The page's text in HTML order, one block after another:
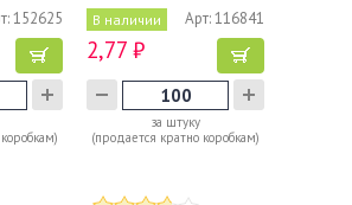
мл,…
152625 В наличии Арт: 116841
2,77 ₽
за штуку
(продается кратно коробкам)